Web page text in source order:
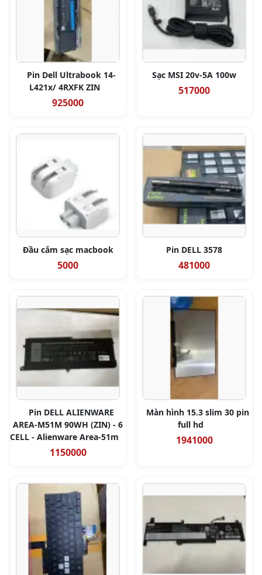
Pin Dell Ultrabook 14-
L421x/ 4RXFK ZIN
925000
Sạc MSI 20v-5A 100w
517000
Đầu cắm sạc macbook
5000
Pin DELL 3578
481000
Pin DELL ALIENWARE
AREA-M51M 90WH (ZIN) - 6
CELL - Alienware Area-51m
1150000
Màn hình 15.3 slim 30 pin
full hd
1941000